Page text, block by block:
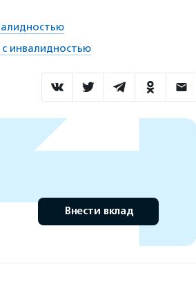
инвалидностью
Внести вклад